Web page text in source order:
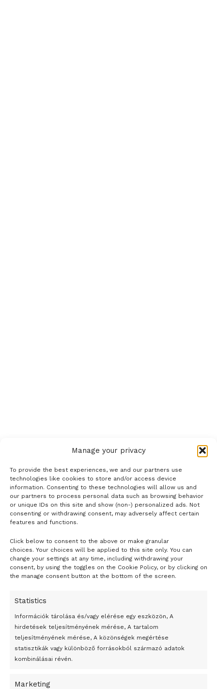
Manage your privacy
To provide the best experiences, we and our partners use
technologies like cookies to store and/or access device
information. Consenting to these technologies will allow us and
our partners to process personal data such as browsing behavior
or unique IDs on this site and show (non-) personalized ads. Not
consenting or withdrawing consent, may adversely affect certain
features and functions.
Click below to consent to the above or make granular
choices. Your choices will be applied to this site only. You can
change your settings at any time, including withdrawing your
consent, by using the toggles on the Cookie Policy, or by clicking on
the manage consent button at the bottom of the screen.
Statistics
Információk tárolása és/vagy elérése egy eszközön, A
hirdetések teljesítményének mérése, A tartalom
teljesítményének mérése, A közönségek megértése
statisztikák vagy különböző forrásokból származó adatok
kombinálásai révén.
Marketing
- H I R D E T É S -